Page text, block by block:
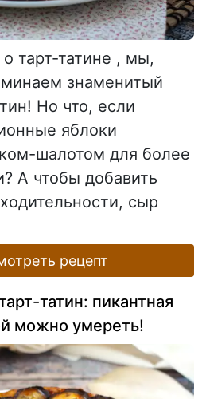
тарт-татине , мы,
знаменитый
Но что, если
яблоки
шалотом для более
А чтобы добавить
сыр
рецепт
татин: пикантная
можно умереть!